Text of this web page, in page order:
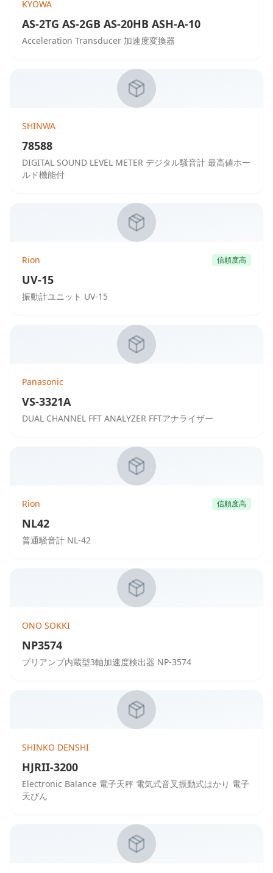
KYOWA
AS-2TG AS-2GB AS-20HB ASH-A-10
Acceleration Transducer 加速度変換器
SHINWA
78588
DIGITAL SOUND LEVEL METER デジタル騒音計 最高値ホー
ルド機能付
Rion 信頼度高
UV-15
振動計ユニット UV-15
Panasonic
VS-3321A
DUAL CHANNEL FFT ANALYZER FFTアナライザー
Rion 信頼度高
NL42
普通騒音計 NL-42
ONO SOKKI
NP3574
プリアンプ内蔵型3軸加速度検出器 NP-3574
SHINKO DENSHI
HJRII-3200
Electronic Balance 電子天秤 電気式音叉振動式はかり 電子
天びん